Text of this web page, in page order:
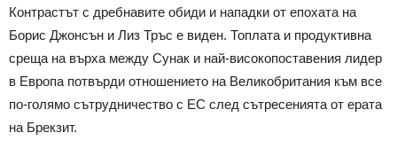
Контрастът с дребнавите обиди и нападки от епохата на
Борис Джонсън и Лиз Тръс е виден. Топлата и продуктивна
среща на върха между Сунак и най-високопоставения лидер
в Европа потвърди отношението на Великобритания към все
по-голямо сътрудничество с ЕС след сътресенията от ерата
на Брекзит.